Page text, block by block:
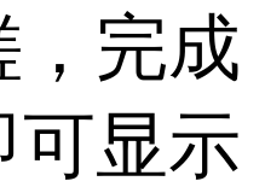
，完成
可显示